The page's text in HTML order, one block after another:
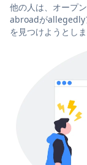
他の人は、オープ
abroadがallegedly
を見つけようとしま